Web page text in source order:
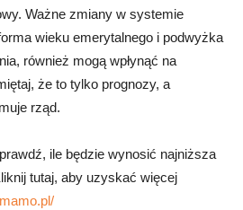
Ważne zmiany w systemie
wieku emerytalnego i podwyżka
również mogą wpłynąć na
że to tylko prognozy, a
rząd.
ile będzie wynosić najniższa
tutaj, aby uzyskać więcej